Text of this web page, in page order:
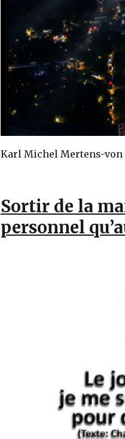
Karl Michel Mertens-von
Sortir de la
personnel